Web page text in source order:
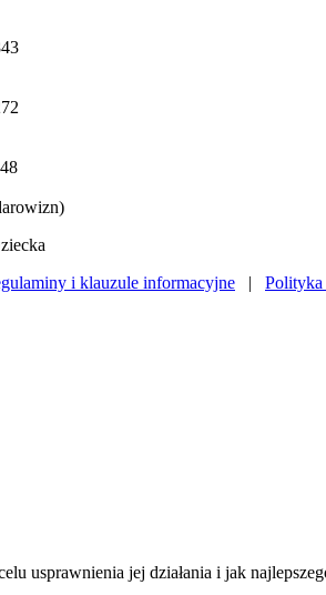
i klauzule informacyjne | Polityka
usprawnienia jej działania i jak